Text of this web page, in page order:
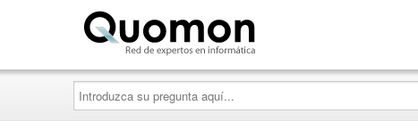
Introduzca
su
pregunta
aquí...